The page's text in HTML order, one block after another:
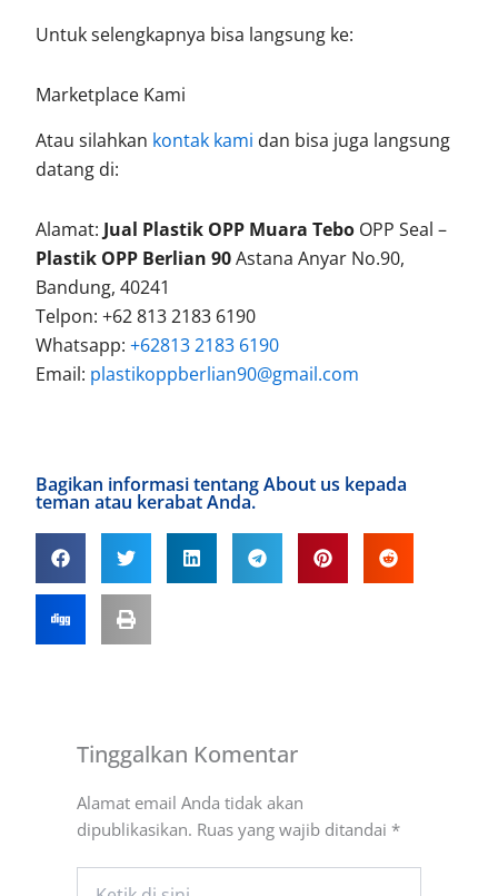
Untuk selengkapnya bisa langsung ke:
Marketplace Kami
Atau silahkan kontak kami dan bisa juga langsung
datang di:
Alamat: Jual Plastik OPP Muara Tebo OPP Seal –
Plastik OPP Berlian 90Astana Anyar No.90,
Bandung, 40241
Telpon: +62 813 2183 6190
Whatsapp:+62813 2183 6190
Email: plastikoppberlian90@gmail.com
Bagikan informasi tentang About us kepada
teman atau kerabat Anda.
Tinggalkan Komentar
Alamat email Anda tidak akan
dipublikasikan. Ruas yang wajib ditandai *